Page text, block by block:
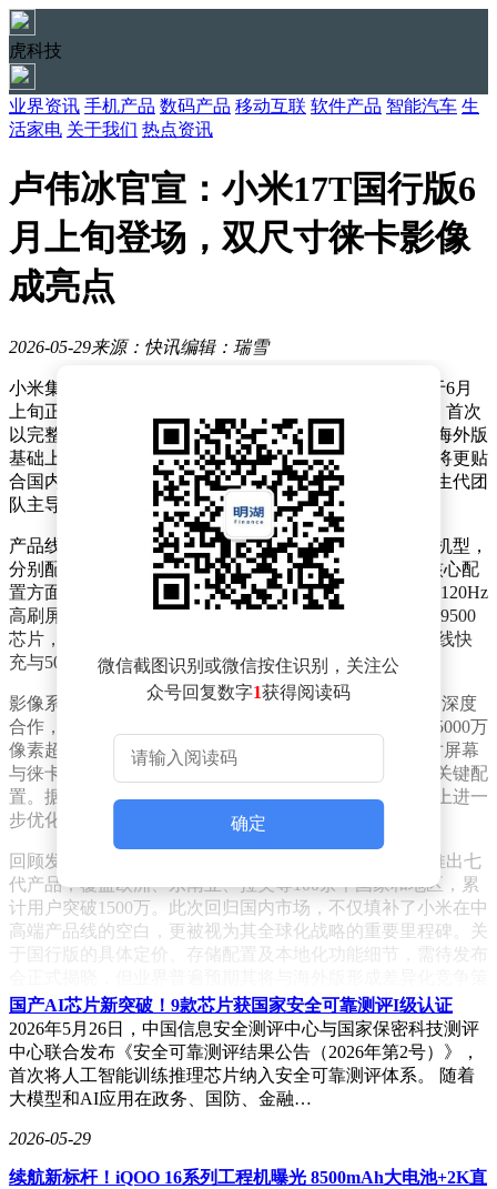
虎科技
业界资讯 手机产品 数码产品 移动互联 软件产品 智能汽车 生
活家电 关于我们 热点资讯
卢伟冰官宣：小米17T国行版6
月上旬登场，双尺寸徕卡影像
成亮点
2026-05-29来源：快讯编辑：瑞雪
小米集团总裁卢伟冰近日宣布，小米17T系列国行版将于6月
上旬正式亮相。这是小米T系列在海外市场耕耘多年后，首次
以完整产品线形式回归国内市场。据介绍，国行版将在海外版
基础上进行深度本地化优化，从系统交互到功能设计都将更贴
合国内用户需求，同时发布会形式也将突破传统，由新生代团
队主导呈现。
产品线规划显示，小米17T系列将推出标准版与Pro版双机型，
分别配备6.59英寸和6.83英寸屏幕，形成中大屏组合。核心配
置方面，标准版搭载联发科天玑8500-Ultra处理器，配备120Hz
高刷屏、6500mAh电池及67W快充；Pro版则升级至天玑9500
芯片，采用144Hz屏幕、7000mAh电池，并支持100W有线快
充与50W无线快充的组合方案。
影像系统成为该系列核心亮点之一。Pro版延续与徕卡的深度
合作，搭载由5000万像素主摄、5000万像素潜望长焦及5000万
像素超广角组成的三摄模组，支持5倍光学变焦。双尺寸屏幕
与徕卡潜望镜头的组合，被视为国行版冲击高端市场的关键配
置。据供应链消息，国行版可能在影像算法和色彩调校上进一
步优化，以适应国内消费者偏好。
回顾发展历程，小米T系列自2019年海外首发以来，已推出七
代产品，覆盖欧洲、东南亚、拉美等100余个国家和地区，累
计用户突破1500万。此次回归国内市场，不仅填补了小米在中
高端产品线的空白，更被视为其全球化战略的重要里程碑。关
于国行版的具体定价、存储配置及本地化功能细节，需待发布
略。
微信截图识别或微信按住识别，关注公
众号回复数字1获得阅读码
确定
国产AI芯片新突破！9款芯片获国家安全可靠测评I级认证
2026年5月26日，中国信息安全测评中心与国家保密科技测评
中心联合发布《安全可靠测评结果公告（2026年第2号）》，
首次将人工智能训练推理芯片纳入安全可靠测评体系。 随着
大模型和AI应用在政务、国防、金融…
2026-05-29
续航新标杆！iQOO 16系列工程机曝光 8500mAh大电池+2K直